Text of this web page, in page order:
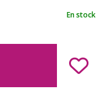
En stock